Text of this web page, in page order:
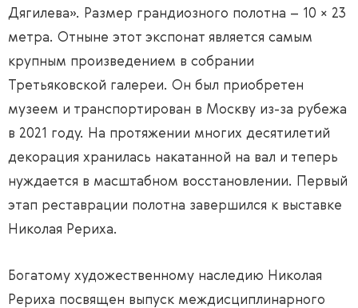
Дягилева». Размер грандиозного полотна – 10 × 23
метра. Отныне этот экспонат является самым
крупным произведением в собрании
Третьяковской галереи. Он был приобретен
музеем и транспортирован в Москву из-за рубежа
в 2021 году. На протяжении многих десятилетий
декорация хранилась накатанной на вал и теперь
нуждается в масштабном восстановлении. Первый
этап реставрации полотна завершился к выставке
Николая Рериха.
Богатому художественному наследию Николая
Рериха посвящен выпуск междисциплинарного